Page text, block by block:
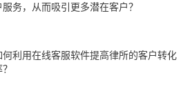
服务，从而吸引更多潜在客户？
何利用在线客服软件提高律所的客户转化